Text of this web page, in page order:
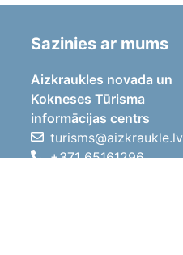
Sazinies ar mums
Aizkraukles novada un
Kokneses Tūrisma
informācijas centrs
turisms@aizkraukle.lv
+371 65161296